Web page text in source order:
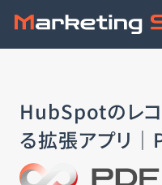
HubSpotのレ
る拡張アプリ
連携アプリ
動画で学ぶ